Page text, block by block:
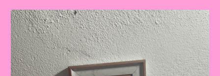
Dia
Dos
Pais:
Celebração
E
Aprendizado
Na
Educação
Infantil